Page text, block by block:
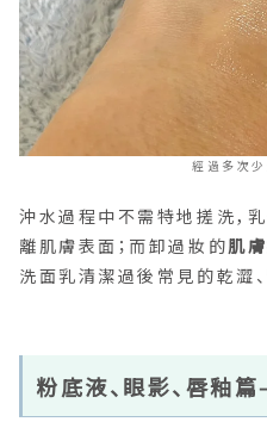
經過多次
沖水過程中不需特地搓洗，
離肌膚表面；而卸過妝的肌
洗面乳清潔過後常見的乾澀、
粉底液、眼影、唇釉